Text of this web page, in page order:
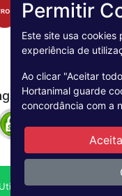
Seguro
Livro de
Permitir
Este site usa cookies
experiência de
Ao clicar "Aceitar
Hortanimal guarde
concordância com a